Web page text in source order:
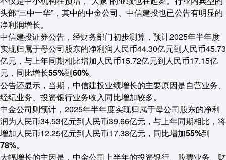
头部“三中一华”，其中的中金公司、中信建投也已公告有明显的
净利润增长。
中信建投证券公告，经财务部门初步测算，预计2025年半年度
实现归属于母公司股东的净利润人民币44.30亿元到人民币45.73
亿元，与上年同期相比增加人民币15.72亿元到人民币17.15亿
元， 同比增长55%到60%。
公告还显示，当期，中信建投业绩增长的主要原因是自营业务、
经纪业务、投资银行业务收入同比增加较多。
中金公司则预计，2025年半年度实现归属于母公司股东的净利
润为人民币34.53亿元到人民币39.66亿元，与上年同期相比，将
增加人民币12.25亿元到人民币17.38亿元， 同比增加55%到
78%。
大幅增长的主因是，中金公司上半年的投资银行、股票业务、财